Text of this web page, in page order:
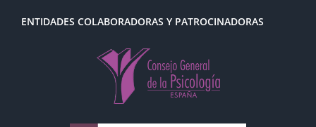
ENTIDADES COLABORADORAS Y PATROCINADORAS